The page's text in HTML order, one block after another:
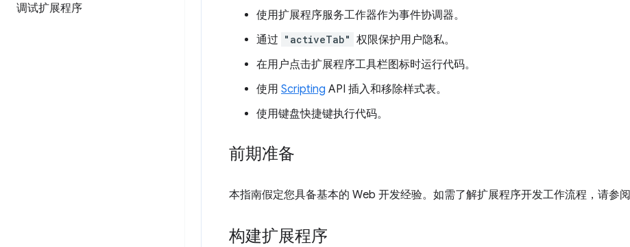
调试扩展程序
使用扩展程序服务工作器作为事件协调器。
通过 "activeTab" 权限保护用户隐私。
在用户点击扩展程序工具栏图标时运行代码。
使用 Scripting API 插入和移除样式表。
使用键盘快捷键执行代码。
前期准备
本指南假定您具备基本的 Web 开发经验。如需了解扩展程序开发工作流程，请参阅
构建扩展程序